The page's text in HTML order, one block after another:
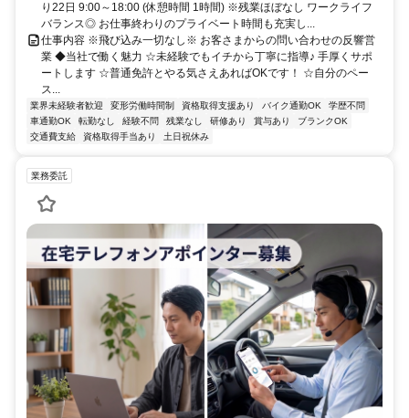
り22日 9:00～18:00 (休憩時間 1時間) ※残業ほぼなし ワークライフ
バランス◎ お仕事終わりのプライベート時間も充実し...
仕事内容 ※飛び込み一切なし※ お客さまからの問い合わせの反響営
業 ◆当社で働く魅力 ☆未経験でもイチから丁寧に指導♪ 手厚くサポ
ートします ☆普通免許とやる気さえあればOKです！ ☆自分のペー
ス...
業界未経験者歓迎 変形労働時間制 資格取得支援あり バイク通勤OK
学歴不問
車通勤OK
転勤なし 経験不問 残業なし 研修あり 賞与あり
ブランクOK
交通費支給
資格取得手当あり 土日祝休み
業務委託